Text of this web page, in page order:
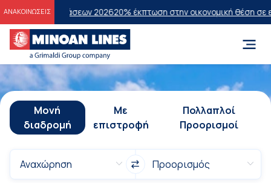
ΑΝΑΚΟΙΝΩΣΕΙΣ
2026 20% έκπτωση στην οικονομική θέση σε επιλεγμένα
Μονή
διαδρομή
Με
επιστροφή
Πολλαπλοί
Προορισμοί